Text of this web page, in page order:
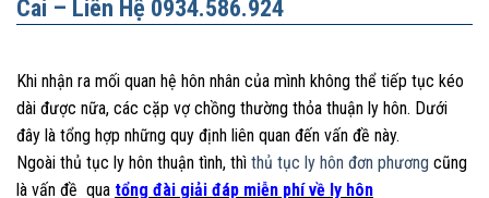
Cai – Liên Hệ 0934.586.924
Khi nhận ra mối quan hệ hôn nhân của mình không thể tiếp tục kéo
dài được nữa, các cặp vợ chồng thường thỏa thuận ly hôn. Dưới
đây là tổng hợp những quy định liên quan đến vấn đề này.
Ngoài thủ tục ly hôn thuận tình, thì thủ tục ly hôn đơn phương cũng
là vấn đề qua tổng đài giải đáp miễn phí về ly hôn